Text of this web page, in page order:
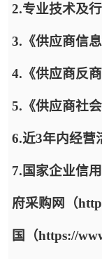
2.专业技术及
3.《供应商信息
4.《供应商反
5.《供应商社
6.近3年内经营
7.国家企业信
府采购网（
国（https://